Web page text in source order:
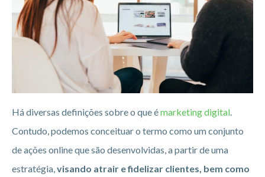
Há diversas definições sobre o que émarketing digital.
Contudo, podemos conceituar o termo como um conjunto
de ações online que são desenvolvidas, a partir de uma
estratégia,visando atrair e fidelizar clientes, bem como